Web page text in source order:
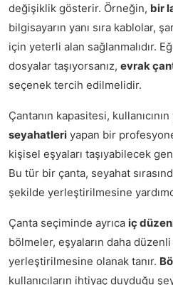
değişiklik gösterir. Örneğin, bir
bilgisayarın yanı sıra kablolar,
için yeterli alan sağlanmalıdır.
dosyalar taşıyorsanız, evrak
seçenek tercih edilmelidir.
Çantanın kapasitesi,
seyahatleri yapan bir
kişisel eşyaları taşıyabilecek
Bu tür bir çanta, seyahat
şekilde yerleştirilmesine
Çanta seçiminde ayrıca iç
bölmeler, eşyaların daha
yerleştirilmesine olanak tanır.
kullanıcıların ihtiyaç duyduğu